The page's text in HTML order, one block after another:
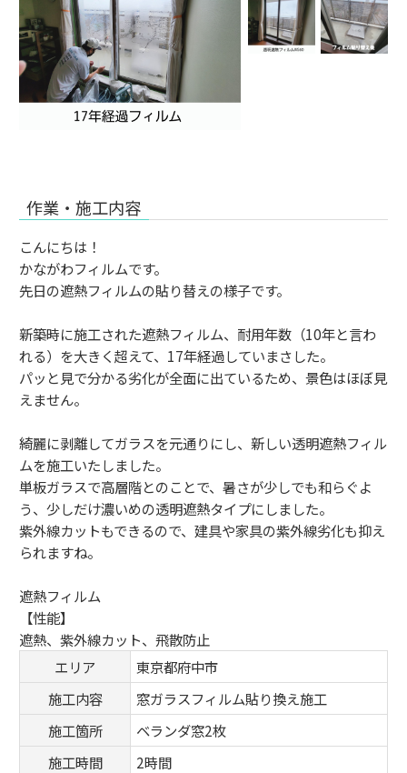
作業・施工内容
こんにちは！⁡
⁡かながわフィルムです。
⁡先日の遮熱フィルムの貼り替えの様子です。⁡⁡
⁡新築時に施工された遮熱フィルム、耐用年数（10年と言わ
れる）を大きく超えて、17年経過していまさした。⁡
⁡パッと見で分かる劣化が全面に出ているため、景色はほぼ見
えません。
綺麗に剥離してガラスを元通りにし、新しい⁡透明遮熱フィル
ムを施工いたしました。
⁡単板ガラスで高層階とのことで、暑さが少しでも和らぐよ
う、少しだけ濃いめの透明遮熱タイプにしました。⁡
⁡紫外線カットもできるので、建具や家具の紫外線劣化も抑え
られますね⁡。
遮熱フィルム
【性能】
遮熱、紫外線カット、飛散防止
エリア
東京都府中市
施工内容
窓ガラスフィルム貼り換え施工
施工箇所
ベランダ窓2枚
施工時間
2時間